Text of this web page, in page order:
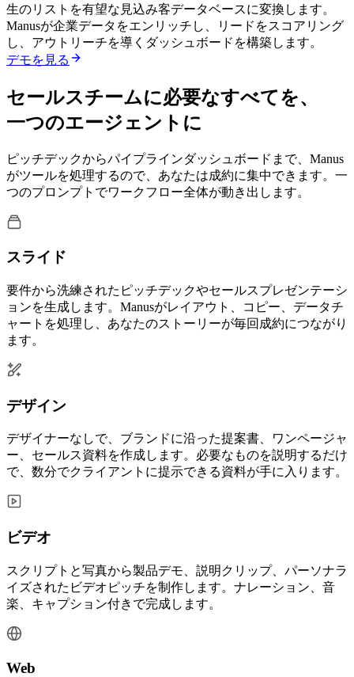
生のリストを有望な見込み客データベースに変換します。
Manusが企業データをエンリッチし、リードをスコアリング
し、アウトリーチを導くダッシュボードを構築します。
デモを見る
セールスチームに必要なすべてを、
一つのエージェントに
ピッチデックからパイプラインダッシュボードまで、Manus
がツールを処理するので、あなたは成約に集中できます。一
つのプロンプトでワークフロー全体が動き出します。
スライド
要件から洗練されたピッチデックやセールスプレゼンテーシ
ョンを生成します。Manusがレイアウト、コピー、データチ
ャートを処理し、あなたのストーリーが毎回成約につながり
ます。
デザイン
デザイナーなしで、ブランドに沿った提案書、ワンページャ
ー、セールス資料を作成します。必要なものを説明するだけ
で、数分でクライアントに提示できる資料が手に入ります。
ビデオ
スクリプトと写真から製品デモ、説明クリップ、パーソナラ
イズされたビデオピッチを制作します。ナレーション、音
楽、キャプション付きで完成します。
Web